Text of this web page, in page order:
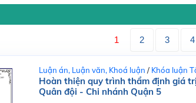
1 2 3 4
Luận án, Luận văn, Khoá luận / Khóa luận
Hoàn thiện quy trình thẩm định giá
Quân đội - Chi nhánh Quận 5